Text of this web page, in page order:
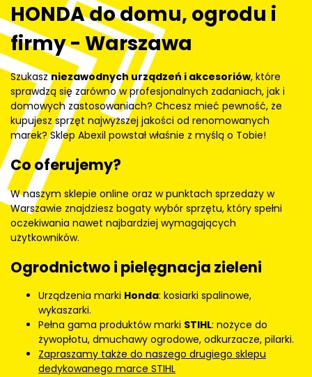
HONDA do domu, ogrodu i
firmy - Warszawa
Szukaszniezawodnych urządzeń i akcesoriów, które
sprawdzą się zarówno w profesjonalnych zadaniach, jak i
domowych zastosowaniach? Chcesz mieć pewność, że
kupujesz sprzęt najwyższej jakości od renomowanych
marek? Sklep Abexil powstał właśnie z myślą o Tobie!
Co oferujemy?
W naszym sklepie online oraz w punktach sprzedaży w
Warszawie znajdziesz bogaty wybór sprzętu, który spełni
oczekiwania nawet najbardziej wymagających
użytkowników.
Ogrodnictwo i pielęgnacja zieleni
Urządzenia marki Honda: kosiarki spalinowe,
wykaszarki.
Pełna gama produktów marki STIHL: nożyce do
żywopłotu, dmuchawy ogrodowe, odkurzacze, pilarki.
Zapraszamy także do naszego drugiego sklepu
dedykowanego marce STIHL